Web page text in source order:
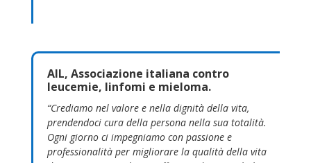
AIL, Associazione italiana contro
leucemie, linfomi e mieloma.
“Crediamo nel valore e nella dignità della vita,
prendendoci cura della persona nella sua totalità.
Ogni giorno ci impegniamo con passione e
professionalità per migliorare la qualità della vita